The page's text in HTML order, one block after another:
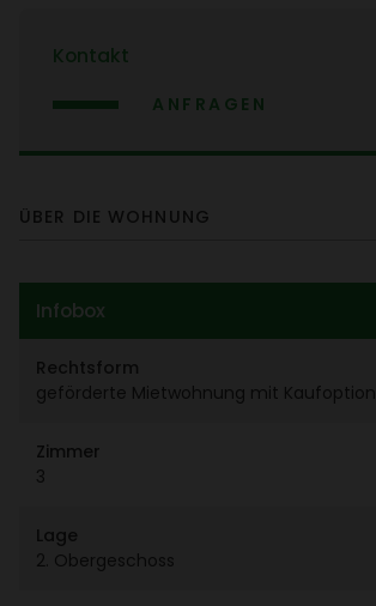
Kontakt
ANFRAGEN
ÜBER DIE WOHNUNG
Infobox
Rechts­form
geför­derte Miet­woh­nung mit Kauf­op­tion
Zimmer
3
Lage
2. Ober­ge­schoss